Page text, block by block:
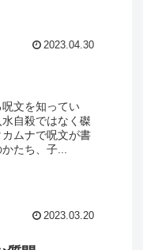
2023.04.30
文を知ってい
自殺ではなく磔
ムナで呪文が書
たち、子...
2023.03.20